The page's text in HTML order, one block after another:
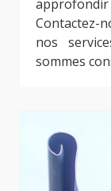
Contactez-
nos
sommes